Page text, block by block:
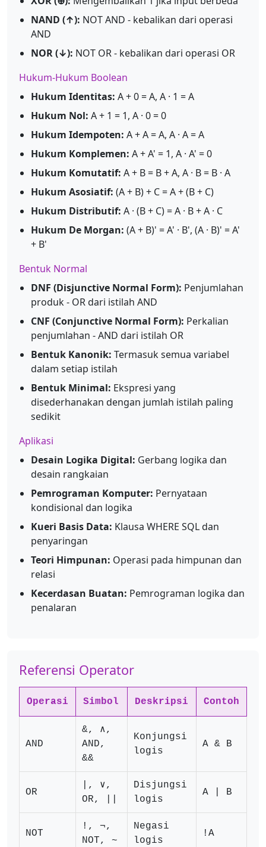
NAND (↑): NOT AND - kebalikan dari operasi
AND
NOR (↓): NOT OR - kebalikan dari operasi OR
Hukum-Hukum Boolean
Hukum Identitas: A + 0 = A, A · 1 = A
Hukum Nol: A + 1 = 1, A · 0 = 0
Hukum Idempoten: A + A = A, A · A = A
Hukum Komplemen: A + A' = 1, A · A' = 0
Hukum Komutatif: A + B = B + A, A · B = B · A
Hukum Asosiatif: (A + B) + C = A + (B + C)
Hukum Distributif: A · (B + C) = A · B + A · C
Hukum De Morgan: (A + B)' = A' · B', (A · B)' = A'
+ B'
Bentuk Normal
DNF (Disjunctive Normal Form): Penjumlahan
produk - OR dari istilah AND
CNF (Conjunctive Normal Form): Perkalian
penjumlahan - AND dari istilah OR
Bentuk Kanonik: Termasuk semua variabel
dalam setiap istilah
Bentuk Minimal: Ekspresi yang
disederhanakan dengan jumlah istilah paling
sedikit
Aplikasi
Desain Logika Digital: Gerbang logika dan
desain rangkaian
Pemrograman Komputer: Pernyataan
kondisional dan logika
Kueri Basis Data: Klausa WHERE SQL dan
penyaringan
Teori Himpunan: Operasi pada himpunan dan
relasi
Kecerdasan Buatan: Pemrograman logika dan
penalaran
Referensi Operator
Operasi Simbol Deskripsi Contoh
AND
&, ∧,
AND,
&&
Konjungsi
logis
A & B
OR
|, ∨,
OR, ||
Disjungsi
logis
A | B
NOT
!, ¬,
NOT, ~
Negasi
logis
!A